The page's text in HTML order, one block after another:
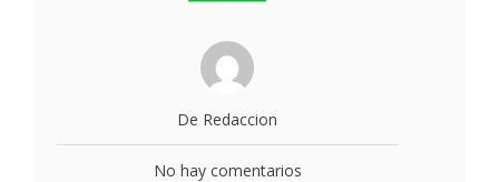
De Redaccion
No hay comentarios